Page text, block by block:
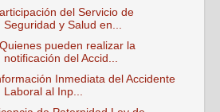
del Servicio de
Seguridad y Salud en...
pueden realizar la
notificación del Accid...
Inmediata del Accidente
Laboral al Inp...